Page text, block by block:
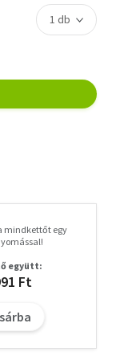
mindkettőt egy
együtt:
Ft